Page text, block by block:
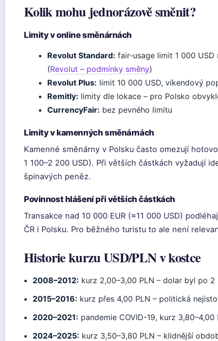
Kolik mohu jednorázově směnit?
Limity v online směnárnách
Revolut Standard: fair-usage limit 1 000
(Revolut – podmínky směny)
Revolut Plus: limit 10 000 USD, víkendový
Remitly: limity dle lokace – pro Polsko
CurrencyFair: bez pevného limitu
Limity v kamenných směnárnách
Kamenné směnárny v Polsku často omezují
1 100–2 200 USD). Při větších částkách vyžadují
špinavých peněz.
Povinnost hlášení při větších částkách
Transakce nad 10 000 EUR (≈11 000 USD)
ČR i Polsku. Pro běžného turistu to ale není
Historie kurzu USD/PLN v kostce
2008–2012: kurz 2,00–3,00 PLN – dolar byl po
2015–2016: kurz přes 4,00 PLN – politická
2020–2021: pandemie COVID-19, kurz 3,80–4,00
2024–2025: kurz 3,50–3,80 PLN – klidnější